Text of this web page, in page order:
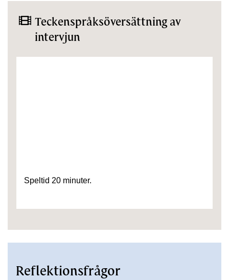
Teckenspråksöversättning av
intervjun
Speltid 20 minuter.
Reflektionsfrågor